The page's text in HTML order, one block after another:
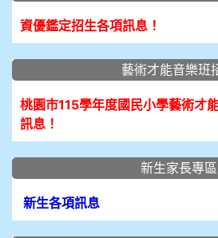
資優鑑定招生各項訊息！
藝術才能音樂班
桃園市115學年度國民小學藝術才
訊息！
新生家長專區
新生各項訊息